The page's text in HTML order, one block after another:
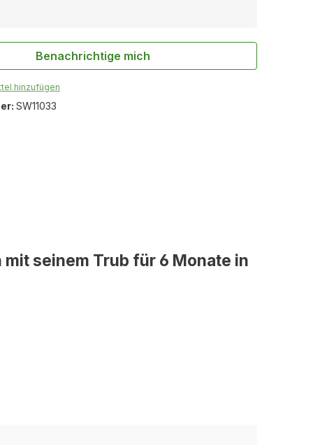
Benachrichtige mich
hinzufügen
SW11033
seinem Trub für 6 Monate in